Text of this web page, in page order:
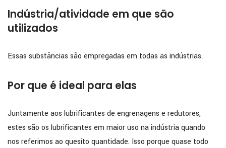
Indústria/atividade em que são
utilizados
Essas substâncias são empregadas em todas as indústrias.
Por que é ideal para elas
Juntamente aos lubrificantes de engrenagens e redutores,
estes são os lubrificantes em maior uso na indústria quando
nos referimos ao quesito quantidade. Isso porque quase todo